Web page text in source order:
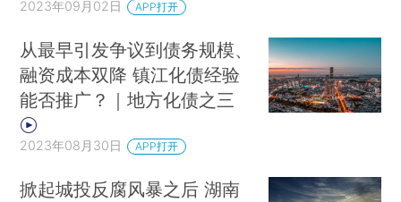
2023年09月02日 APP打开
从最早引发争议到债务规模、
融资成本双降 镇江化债经验
能否推广？｜地方化债之三
2023年08月30日 APP打开
掀起城投反腐风暴之后 湖南